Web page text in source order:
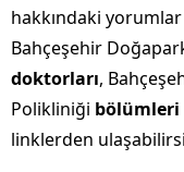
hakkındaki
Bahçeşehir
doktorları,
Polikliniği bölümleri
linklerden